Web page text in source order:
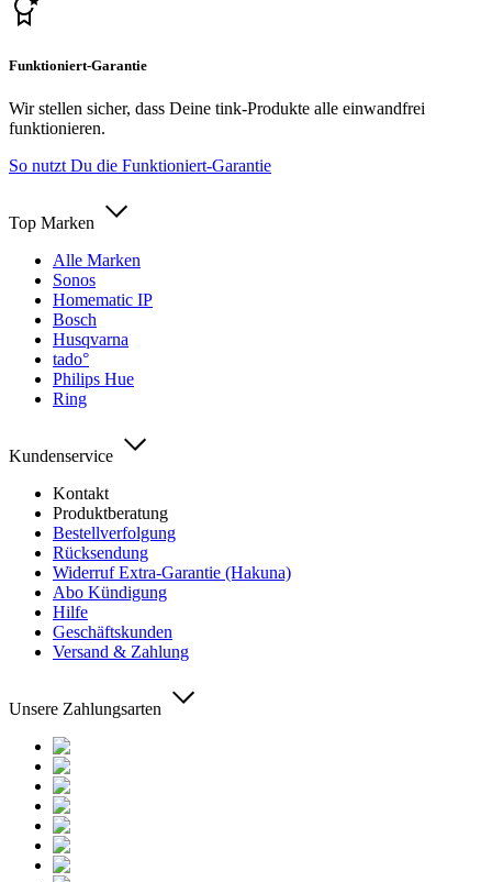
Funktioniert-Garantie
Wir stellen sicher, dass Deine tink-Produkte alle einwandfrei
funktionieren.
So nutzt Du die Funktioniert-Garantie
Top Marken
Alle Marken
Sonos
Homematic IP
Bosch
Husqvarna
tado°
Philips Hue
Ring
Kundenservice
Kontakt
Produktberatung
Bestellverfolgung
Rücksendung
Widerruf Extra-Garantie (Hakuna)
Abo Kündigung
Hilfe
Geschäftskunden
Versand & Zahlung
Unsere Zahlungsarten